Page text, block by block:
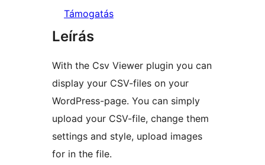
Támogatás
Leírás
With the Csv Viewer plugin you can
display your CSV-files on your
WordPress-page. You can simply
upload your CSV-file, change them
settings and style, upload images
for in the file.